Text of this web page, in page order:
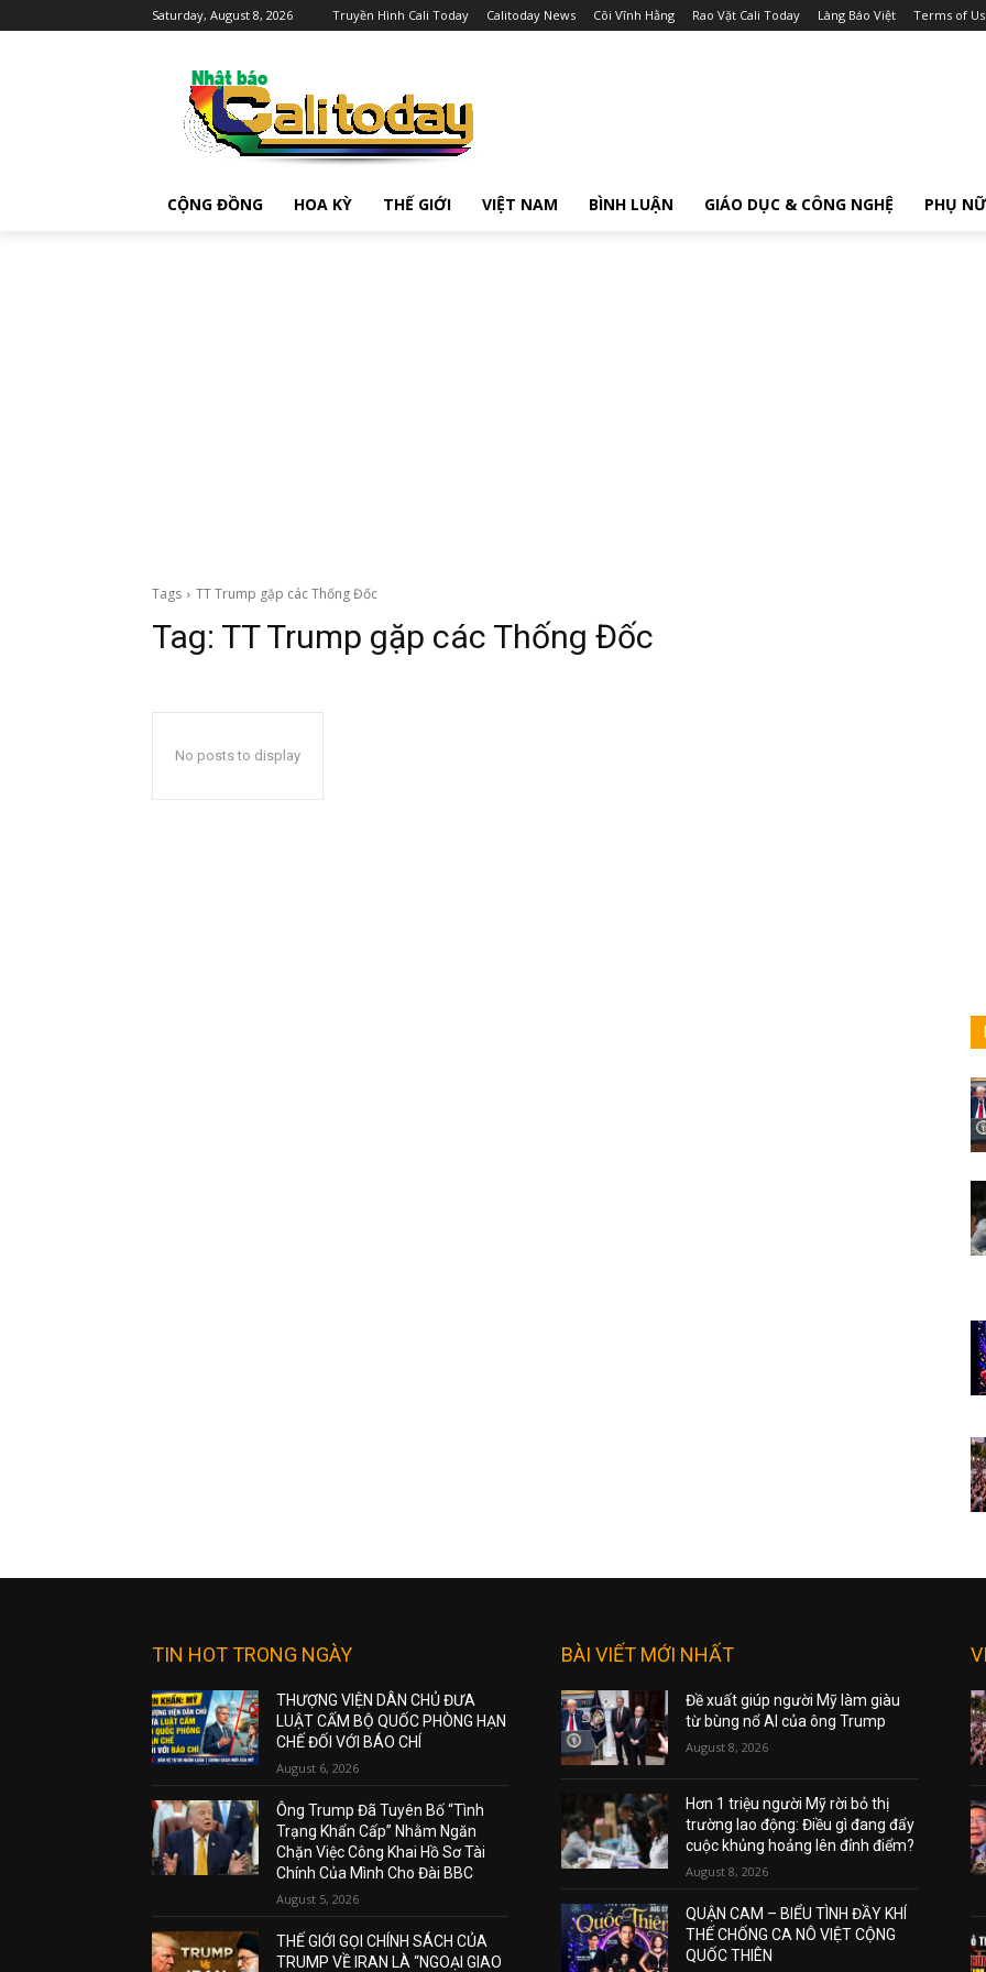
Saturday, August 8, 2026 Truyền Hình Cali Today Calitoday News Cõi Vĩnh Hằng Rao Vặt Cali Today Làng Báo Việt Terms of
CỘNG ĐỒNG HOA KỲ THẾ GIỚI VIỆT NAM BÌNH LUẬN GIÁO DỤC & CÔNG NGHỆ PHỤ NỮ
Tags TT Trump gặp các Thống Đốc
Tag: TT Trump gặp các Thống Đốc
No posts to display
TIN HOT TRONG NGÀY
THƯỢNG VIỆN DÂN CHỦ ĐƯA
LUẬT CẤM BỘ QUỐC PHÒNG HẠN
CHẾ ĐỐI VỚI BÁO CHÍ
August 6, 2026
Ông Trump Đã Tuyên Bố “Tình
Trạng Khẩn Cấp” Nhằm Ngăn
Chặn Việc Công Khai Hồ Sơ Tài
Chính Của Mình Cho Đài BBC
August 5, 2026
THẾ GIỚI GỌI CHÍNH SÁCH CỦA
TRUMP VỀ IRAN LÀ “NGOẠI GIAO
BÀI VIẾT MỚI NHẤT
Đề xuất giúp người Mỹ làm giàu
từ bùng nổ AI của ông Trump
August 8, 2026
Hơn 1 triệu người Mỹ rời bỏ thị
trường lao động: Điều gì đang đẩy
cuộc khủng hoảng lên đỉnh điểm?
August 8, 2026
QUẬN CAM – BIỂU TÌNH ĐẦY KHÍ
THẾ CHỐNG CA NÔ VIỆT CỘNG
QUỐC THIÊN